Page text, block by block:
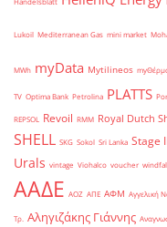
Lukoil Mediterranean Gas mini market
MWh myData Mytilineos
TV Optima Bank Petrolina PLATTS
REPSOL Revoil RMM Royal Dutch
SHELL SKG Sokol Sri Lanka Stage
Urals vintage Viohalco voucher
ΑΑΔΕ ΑΟΖ ΑΠΕ ΑΦΜ Αγγελική
Τρ. Αληγιζάκης Γιάννης